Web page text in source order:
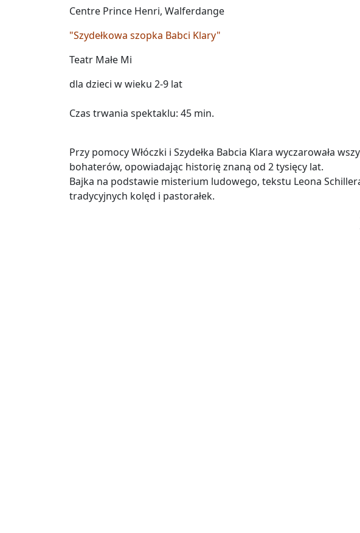
Centre Prince Henri, Walferdange
"Szydełkowa szopka Babci Klary"
Teatr Małe Mi
dla dzieci w wieku 2-9 lat
Czas trwania spektaklu: 45 min.
Przy pomocy Włóczki i Szydełka Babcia Klara wyczarowała
bohaterów, opowiadając historię znaną od 2 tysięcy lat.
Bajka na podstawie misterium ludowego, tekstu Leona
tradycyjnych kolęd i pastorałek.